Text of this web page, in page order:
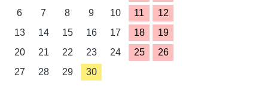
6
7 8 9 10 11
12
13
14 15 16 17 18
19
20
21 22 23 24 25
26
27
28 29 30